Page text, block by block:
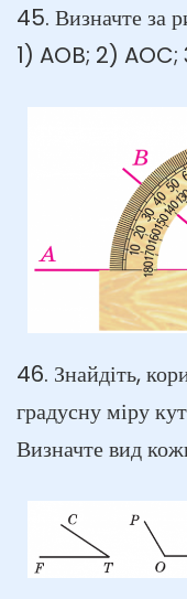
45. Визначте за
1) AOB; 2)
46. Знайдіть,
градусну міру
Визначте вид